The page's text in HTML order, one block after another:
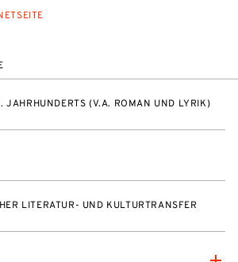
JAHRHUNDERTS (V.A. ROMAN UND LYRIK)
LITERATUR- UND KULTURTRANSFER